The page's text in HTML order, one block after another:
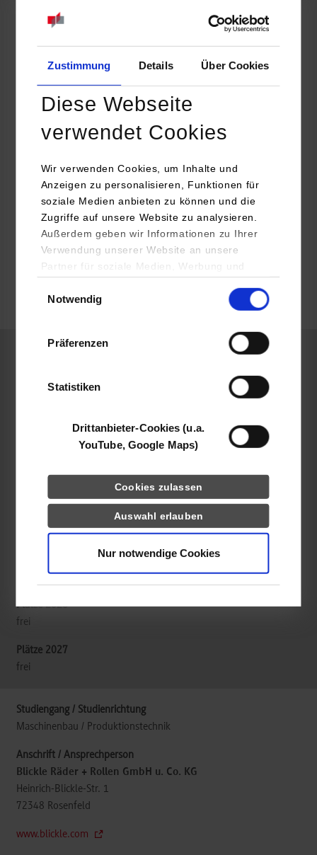
Zustimmung Details Über Cookies
Diese Webseite
verwendet Cookies
Wir verwenden Cookies, um Inhalte und
Anzeigen zu personalisieren, Funktionen für
soziale Medien anbieten zu können und die
Zugriffe auf unsere Website zu analysieren.
Außerdem geben wir Informationen zu Ihrer
Verwendung unserer Website an unsere
Partner für soziale Medien, Werbung und
YouTube, Google Maps) führen diese
Daten zusammen, die Sie ihnen bereitgestellt
haben oder die sie im Rahmen Ihrer Nutzung
Notwendig
Präferenzen
Statistiken
Drittanbieter-Cookies (u.a.
YouTube, Google Maps)
Cookies zulassen
Auswahl erlauben
Nur notwendige Cookies
Heinrich-Blickle-Str. 1
72348 Rosenfeld
www.blickle.com
Ida Locher
belegt
Heinrich-Blickle-Str. 1
Rosenfeld
www.blickle.com
Ida Locher
ida.locher@blickle.com
frei
frei
Maschinenbau / Produktionstechnik
Blickle Räder + Rollen GmbH u. Co. KG
Heinrich-Blickle-Str. 1
72348 Rosenfeld
www.blickle.com